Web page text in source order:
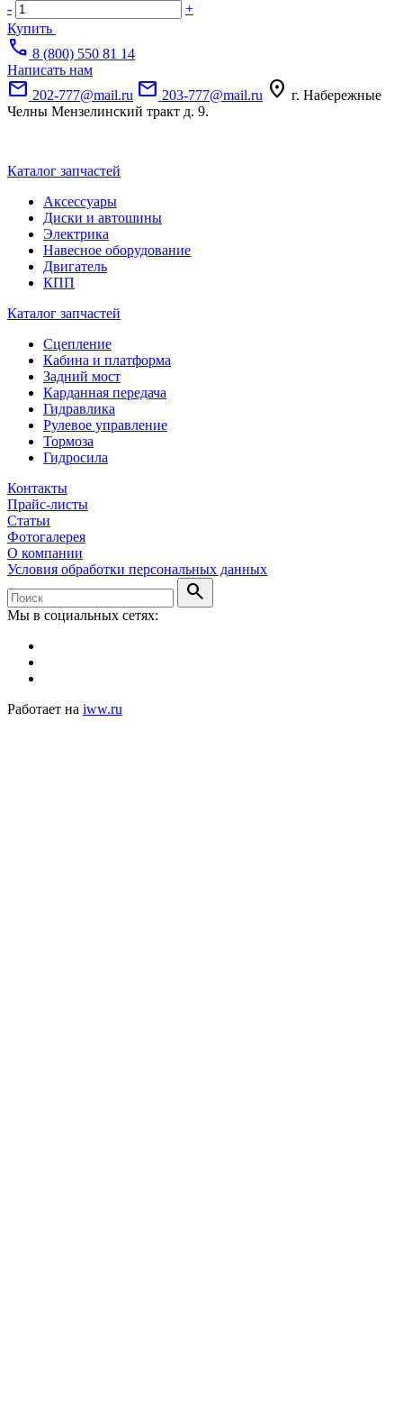
-
+
Купить
call 8 (800) 550 81 14
Написать нам
mail 202-777@mail.ru mail 203-777@mail.ru location_on г. Набережные
Челны Мензелинский тракт д. 9.
Каталог запчастей
Аксессуары
Диски и автошины
Электрика
Навесное оборудование
Двигатель
КПП
Каталог запчастей
Сцепление
Кабина и платформа
Задний мост
Карданная передача
Гидравлика
Рулевое управление
Тормоза
Гидросила
Контакты
Прайс-листы
Статьи
Фотогалерея
О компании
Условия обработки персональных данных
search
Мы в социальных сетях:
Работает на iww.ru